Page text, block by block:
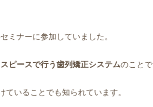
ミナーに参加していました。
ピースで行う歯列矯正システムのことで
いることでも知られています。